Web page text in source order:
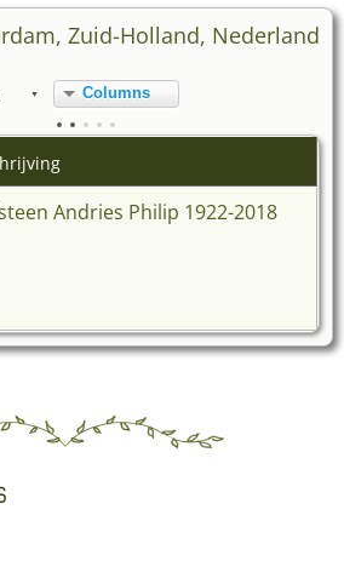
Zuid-Holland, Nederland
Columns
Andries Philip 1922-2018